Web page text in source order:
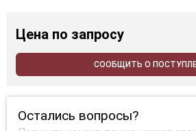
Цена по запросу
СООБЩИТЬ О
Остались вопросы?